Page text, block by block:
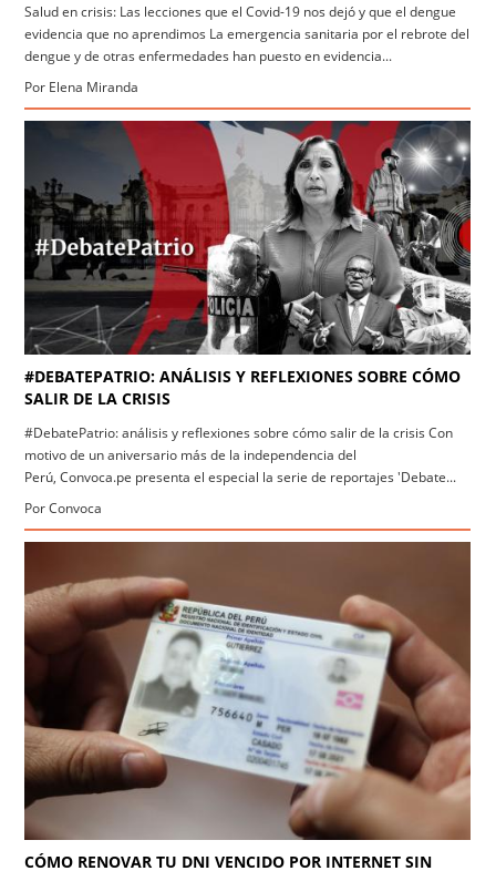
Salud en crisis: Las lecciones que el Covid-19 nos dejó y que el dengue
evidencia que no aprendimos La emergencia sanitaria por el rebrote del
dengue y de otras enfermedades han puesto en evidencia...
Por Elena Miranda
#DEBATEPATRIO: ANÁLISIS Y REFLEXIONES SOBRE CÓMO
SALIR DE LA CRISIS
#DebatePatrio: análisis y reflexiones sobre cómo salir de la crisis Con
motivo de un aniversario más de la independencia del
Perú, Convoca.pe presenta el especial la serie de reportajes 'Debate...
Por Convoca
CÓMO RENOVAR TU DNI VENCIDO POR INTERNET SIN